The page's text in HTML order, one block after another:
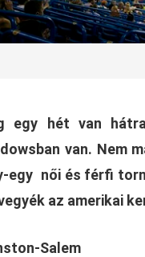
egy hét van
van. Nem
egy női és férfi
az amerikai
Salem